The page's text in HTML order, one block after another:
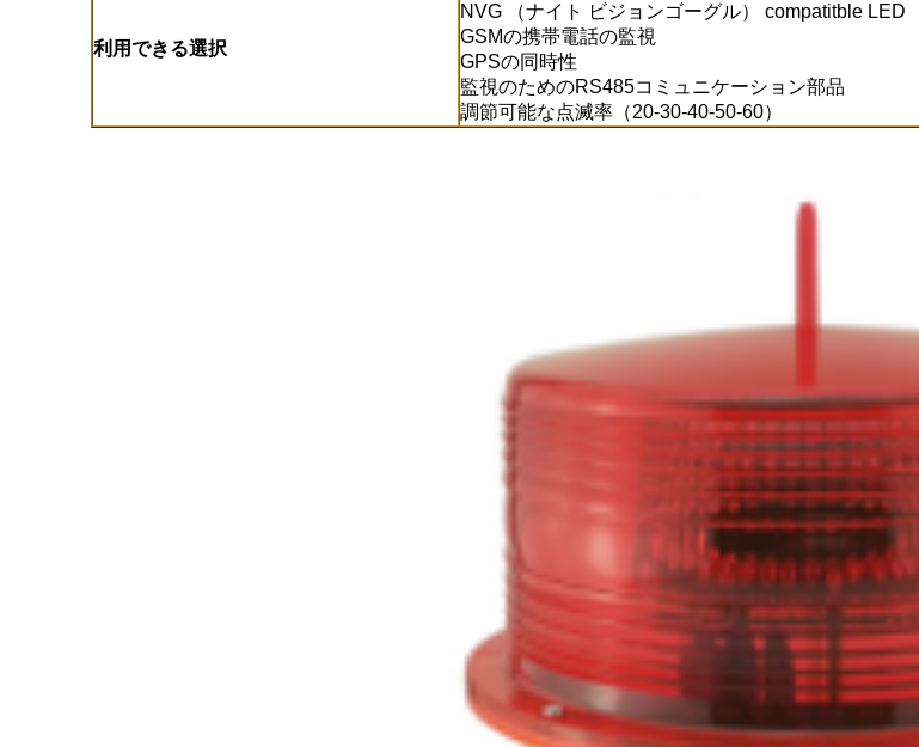
利用できる選択
NVG （ナイト ビジョンゴーグル） compatitble LED
GSMの携帯電話の監視
GPSの同時性
監視のためのRS485コミュニケーション部品
調節可能な点滅率（20-30-40-50-60）